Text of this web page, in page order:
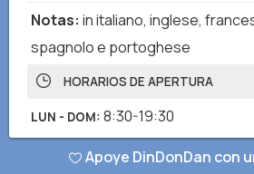
Notas: in italiano, inglese,
spagnolo e portoghese
HORARIOS DE APERTURA
LUN - DOM: 8:30-19:30
Apoye DinDonDan con